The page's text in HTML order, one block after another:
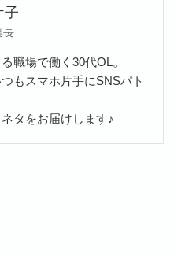
子
長
職場で働く30代OL。
もスマホ片手にSNSパト
タをお届けします♪